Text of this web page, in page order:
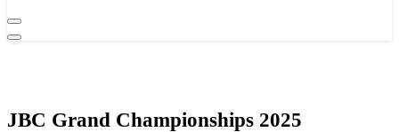
JBC Grand Championships 2025